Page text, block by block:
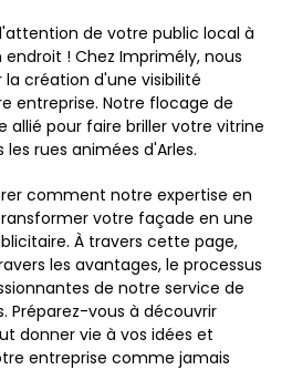
de votre public local à
endroit ! Chez Imprimély, nous
création d'une visibilité
entreprise. Notre flocage de
allié pour faire briller votre vitrine
rues animées d'Arles.
comment notre expertise en
votre façade en une
À travers cette page,
les avantages, le processus
de notre service de
Préparez-vous à découvrir
donner vie à vos idées et
entreprise comme jamais